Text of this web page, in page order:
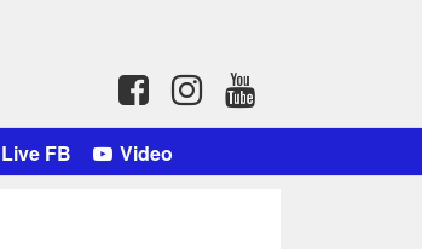
Live FB Video